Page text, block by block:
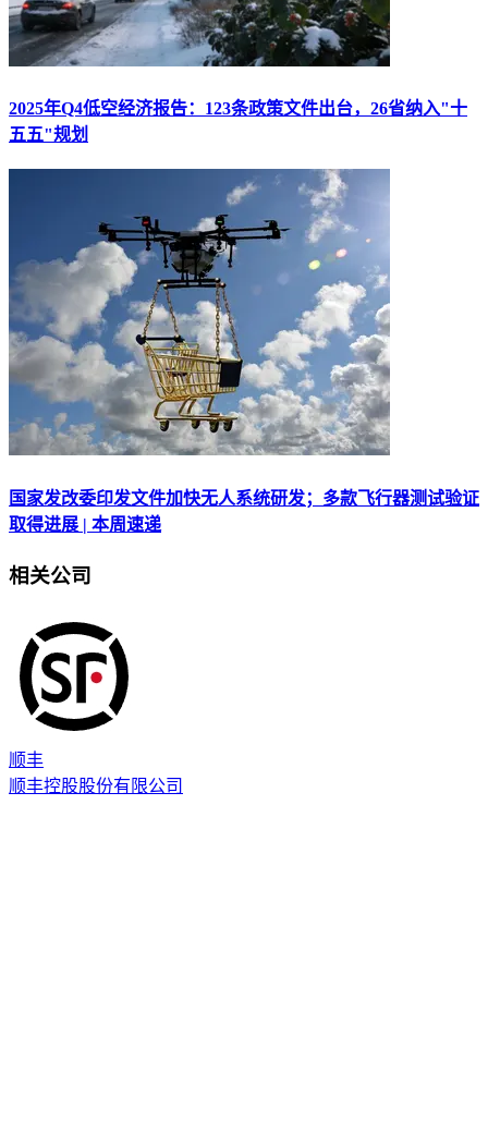
2025年Q4低空经济报告：123条政策文件出台，26省纳入"十
五五"规划
国家发改委印发文件加快无人系统研发；多款飞行器测试验证
取得进展 | 本周速递
相关公司
顺丰
顺丰控股股份有限公司